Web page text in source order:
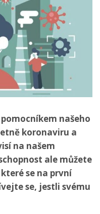
našeho
koronaviru a
na našem
ale můžete
se na první
se, jestli svému